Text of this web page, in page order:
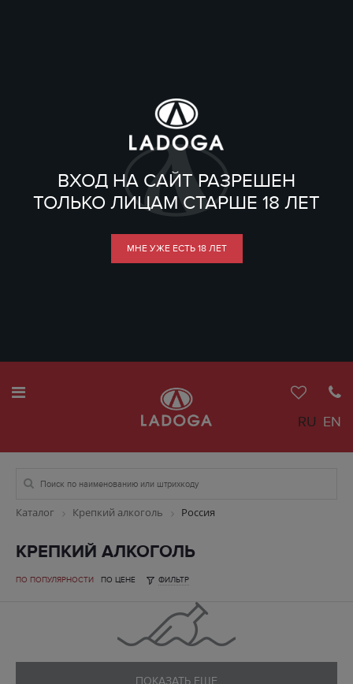
ВХОД НА САЙТ РАЗРЕШЕН
ТОЛЬКО ЛИЦАМ СТАРШЕ 18 ЛЕТ
МНЕ УЖЕ ЕСТЬ 18 ЛЕТ
RU EN
Каталог Крепкий алкоголь Россия
КРЕПКИЙ АЛКОГОЛЬ
ПО ПОПУЛЯРНОСТИ ПО ЦЕНЕ ФИЛЬТР